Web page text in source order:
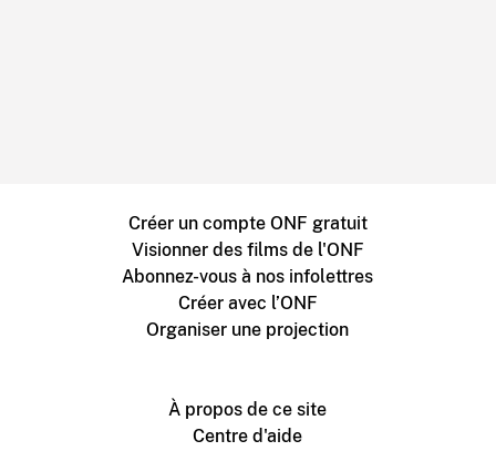
Créer un compte ONF gratuit
Visionner des films de l'ONF
Abonnez-vous à nos infolettres
Créer avec l’ONF
Organiser une projection
À propos de ce site
Centre d'aide